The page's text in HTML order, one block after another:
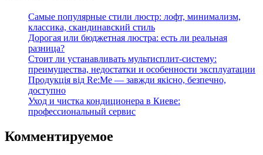
Самые популярные стили люстр: лофт, минимализм,
классика, скандинавский стиль
Дорогая или бюджетная люстра: есть ли реальная
разница?
Стоит ли устанавливать мультисплит-систему:
преимущества, недостатки и особенности эксплуатации
Продукція від Re:Me — завжди якісно, безпечно,
доступно
Уход и чистка кондиционера в Киеве:
профессиональный сервис
Комментируемое